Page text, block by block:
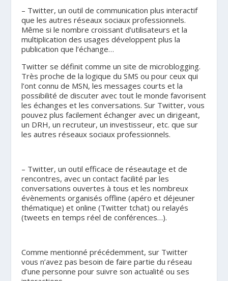
– Twitter,un outil de communication plus interactif
que les autres réseaux sociaux professionnels.
Même si le nombre croissant d’utilisateurs et la
multiplication des usages développent plus la
publication que l’échange…
Twitter se définit comme un site de microblogging.
Très proche de la logique du SMS ou pour ceux qui
l’ont connu de MSN, les messages courts et la
possibilité de discuter avec tout le monde favorisent
les échanges et les conversations. Sur Twitter, vous
pouvez plus facilement échanger avec un dirigeant,
un DRH, un recruteur, un investisseur, etc. que sur
les autres réseaux sociaux professionnels.
– Twitter,un outil efficace de réseautage et de
rencontres, avec un contact facilité par les
conversations ouvertes à tous et les nombreux
évènements organisés offline (apéro et déjeuner
thématique) et online (Twitter tchat) ou relayés
(tweets en temps réel de conférences…).
Comme mentionné précédemment, sur Twitter
vous n’avez pas besoin de faire partie du réseau
d’une personne pour suivre son actualité ou ses